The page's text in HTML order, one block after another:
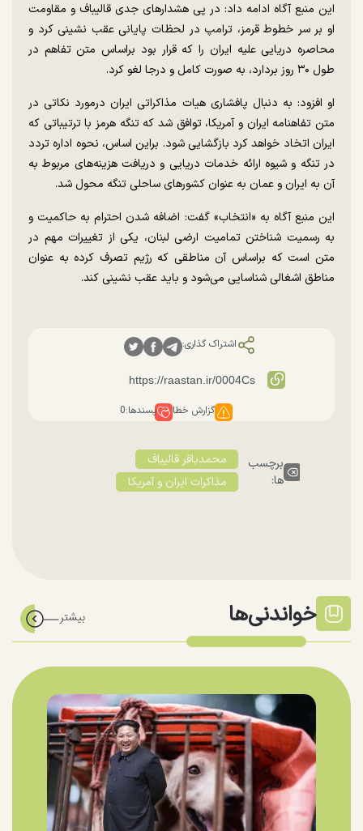
این منبع آگاه ادامه داد: در پی هشدار‌های جدی قالیباف و مقاومت
او بر سر خطوط قرمز، ترامپ در لحظات پایانی عقب نشینی کرد و
محاصره دریایی علیه ایران را که قرار بود براساس متن تفاهم در
طول ۳۰ روز بردارد، به صورت کامل و درجا لغو کرد.
او افزود: به دنبال پافشاری هیات مذاکراتی ایران درمورد نکاتی در
متن تفاهنامه ایران و آمریکا، توافق شد که تنگه هرمز با ترتیباتی که
ایران اتخاد خواهد کرد بازگشایی شود. براین اساس، نحوه اداره تردد
در تنگه و شیوه ارائه خدمات دریایی و دریافت هزینه‌های مربوط به
آن به ایران و عمان به عنوان کشور‌های ساحلی تنگه محول شد.
این منبع آگاه به «انتخاب» گفت: اضافه شدن احترام به حاکمیت و
به رسمیت شناختن تمامیت ارضی لبنان، یکی از تغییرات مهم در
متن است که براساس آن مناطقی که رژیم تصرف کرده به عنوان
مناطق اشغالی شناسایی می‌شود و باید عقب نشینی کند.
اشتراک گذاری:
گزارش خطا پسندها:0
برچسب
ها:
محمدباقر قالیباف
مذاکرات ایران و آمریکا
خواندنی‌ها